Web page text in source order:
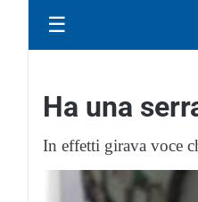
☰
Ha una
In effetti girava voce